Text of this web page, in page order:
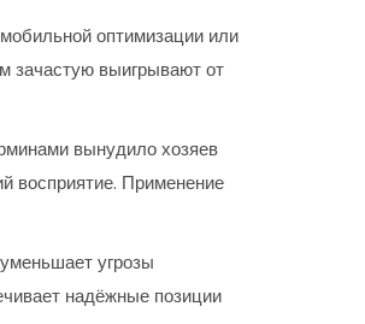
оптимизации или
зачастую выигрывают от
вынудило хозяев
восприятие. Применение
угрозы
надёжные позиции